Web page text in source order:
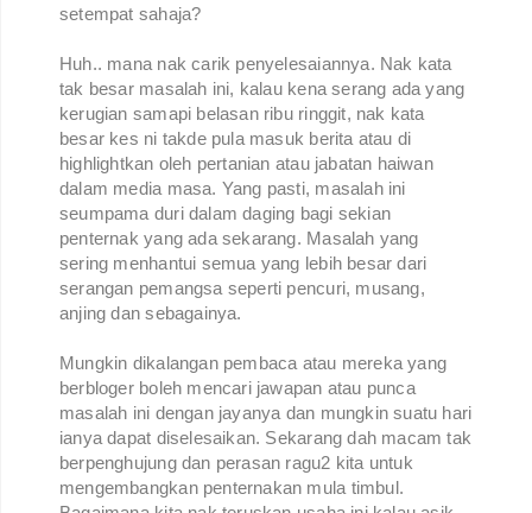
setempat sahaja?
Huh.. mana nak carik penyelesaiannya. Nak kata
tak besar masalah ini, kalau kena serang ada yang
kerugian samapi belasan ribu ringgit, nak kata
besar kes ni takde pula masuk berita atau di
highlightkan oleh pertanian atau jabatan haiwan
dalam media masa. Yang pasti, masalah ini
seumpama duri dalam daging bagi sekian
penternak yang ada sekarang. Masalah yang
sering menhantui semua yang lebih besar dari
serangan pemangsa seperti pencuri, musang,
anjing dan sebagainya.
Mungkin dikalangan pembaca atau mereka yang
berbloger boleh mencari jawapan atau punca
masalah ini dengan jayanya dan mungkin suatu hari
ianya dapat diselesaikan. Sekarang dah macam tak
berpenghujung dan perasan ragu2 kita untuk
mengembangkan penternakan mula timbul.